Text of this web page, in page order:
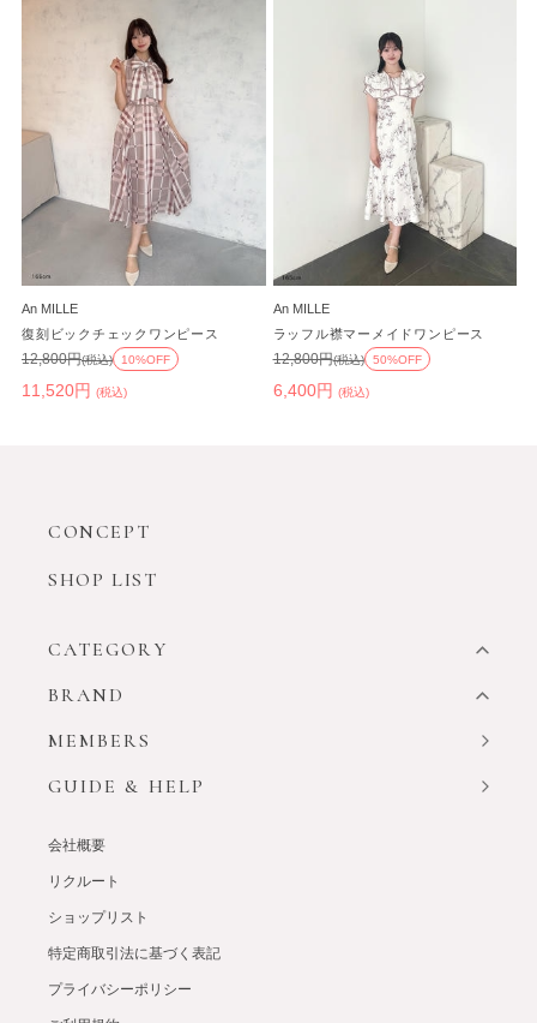
An MILLE
復刻ビックチェックワンピース
11,520円 (税込)
12,800円(税込) 10%OFF
An MILLE
ラッフル襟マーメイドワンピース
6,400円 (税込)
12,800円(税込) 50%OFF
CONCEPT
SHOP LIST
CATEGORY
BRAND
MEMBERS
GUIDE & HELP
会社概要
リクルート
ショップリスト
特定商取引法に基づく表記
プライバシーポリシー